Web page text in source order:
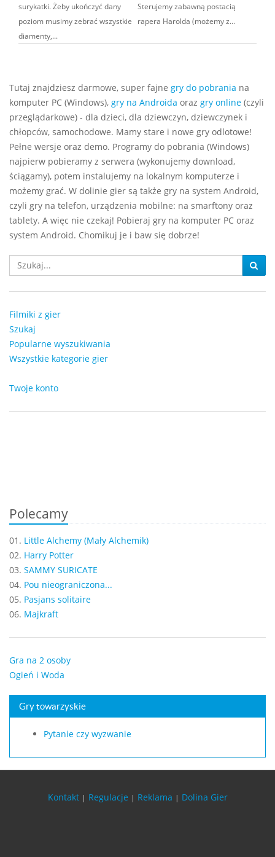
surykatki. Żeby ukończyć dany
poziom musimy zebrać wszystkie
diamenty,...
Sterujemy zabawną postacią
rapera Harolda (możemy z...
Tutaj znajdziesz darmowe, super fajne gry do pobrania na
komputer PC (Windows), gry na Androida oraz gry online (czyli
przeglądarkowe) - dla dzieci, dla dziewczyn, dziewczynek i
chłopców, samochodowe. Mamy stare i nowe gry odlotowe!
Pełne wersje oraz demo. Programy do pobrania (Windows)
najpierw pobieramy z serwera (wykonujemy download,
ściągamy), potem instalujemy na lokalnym komputerze i
możemy grać. W dolinie gier są także gry na system Android,
czyli gry na telefon, urządzenia mobilne: na smarftony oraz
tablety. A więc nie czekaj! Pobieraj gry na komputer PC oraz
system Android. Chomikuj je i baw się dobrze!
Filmiki z gier
Szukaj
Popularne wyszukiwania
Wszystkie kategorie gier
Twoje konto
Polecamy
01. Little Alchemy (Mały Alchemik)
02. Harry Potter
03. SAMMY SURICATE
04. Pou nieograniczona...
05. Pasjans solitaire
06. Majkraft
Gra na 2 osoby
Ogień i Woda
Gry towarzyskie
Pytanie czy wyzwanie
Kontakt | Regulacje | Reklama | Dolina Gier